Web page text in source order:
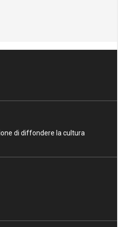
di diffondere la cultura